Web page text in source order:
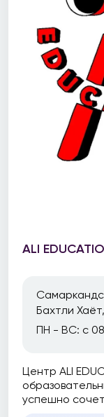
ALI
Бахтли
ПН - ВС: с
Центр ALI
успешно